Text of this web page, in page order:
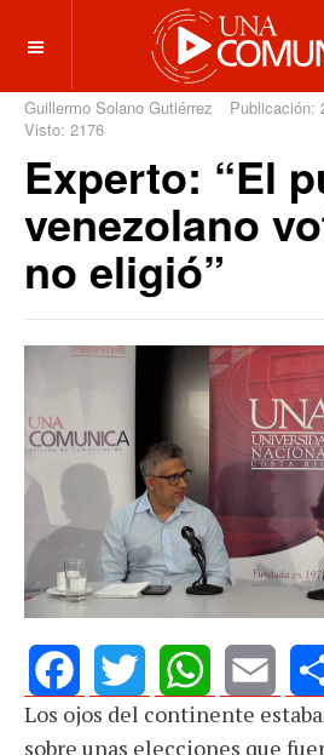
OFF CANVAS
Guillermo Solano Gutiérrez
Publicación:
Visto: 2176
Experto: “El
venezolano
no eligió”
FacebookTwitterWhatsApp
Email
Los ojos del continente
sobre unas elecciones que